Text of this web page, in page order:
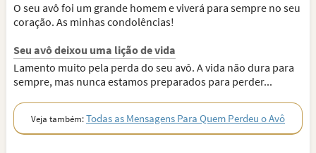
O seu avô foi um grande homem e viverá para sempre no seu
coração. As minhas condolências!
Seu avô deixou uma lição de vida
Lamento muito pela perda do seu avô. A vida não dura para
sempre, mas nunca estamos preparados para perder...
Veja também:Todas as Mensagens Para Quem Perdeu o Avô